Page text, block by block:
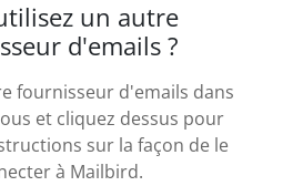
un autre
d'emails ?
fournisseur d'emails dans
et cliquez dessus pour
sur la façon de le
à Mailbird.